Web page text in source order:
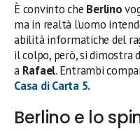
È convinto che Berlino
ma in realtà l’uomo
abilità informatiche del
il colpo, però, si dimostra
a Rafael. Entrambi
Casa di Carta 5.
Berlino e lo